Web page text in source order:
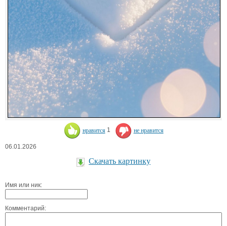
нравится 1 не нравится
06.01.2026
Скачать картинку
Имя или ник:
Комментарий: